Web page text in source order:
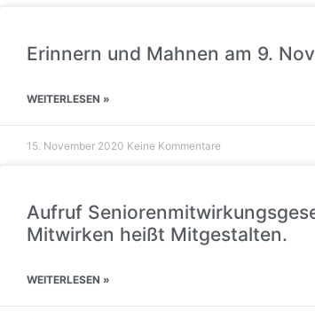
Erinnern und Mahnen am 9.
WEITERLESEN »
15. November 2020 Keine Kommentare
Aufruf
Mitwirken heißt Mitgestalten.
WEITERLESEN »